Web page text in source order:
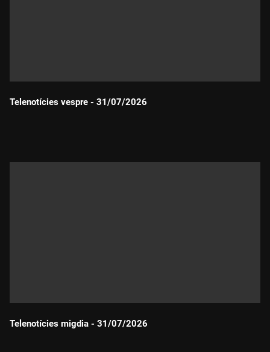
Telenotícies vespre - 31/07/2026
Telenotícies migdia - 31/07/2026